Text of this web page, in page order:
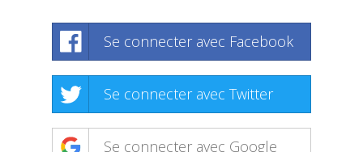
Se connecter avec Facebook
Se connecter avec Twitter
Se connecter avec Google